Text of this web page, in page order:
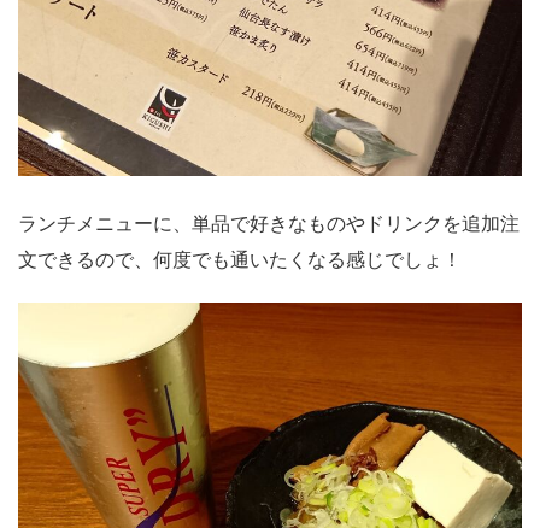
ランチメニューに、単品で好きなものやドリンクを追加注
文できるので、何度でも通いたくなる感じでしょ！